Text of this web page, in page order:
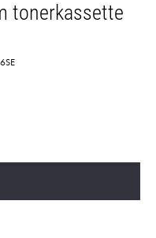
tonerkassette